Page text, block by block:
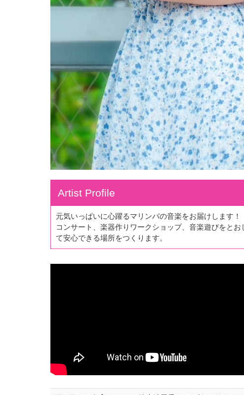
Artist Profile
元気いっぱいに心躍るマリンバの音楽をお届けします！
コンサート、楽器作りワークショップ、音楽遊びをと
て安心できる場所をつくります。